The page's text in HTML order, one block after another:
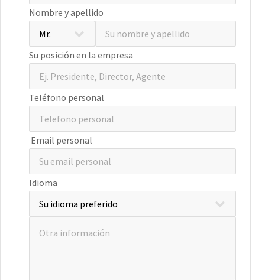
Nombre y apellido
Su posición en la empresa
Teléfono personal
Email personal
Idioma